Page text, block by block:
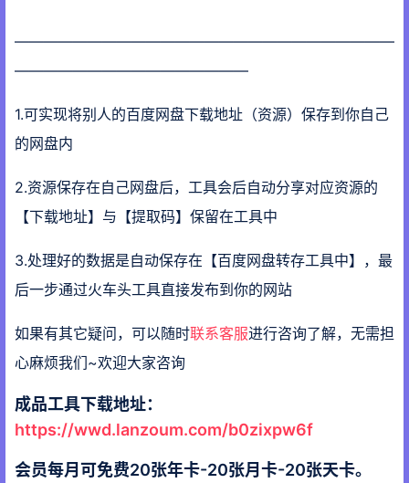
——————————————————————————
————————————————
1.可实现将别人的百度网盘下载地址（资源）保存到你自己
的网盘内
2.资源保存在自己网盘后，工具会后自动分享对应资源的
【下载地址】与【提取码】保留在工具中
3.处理好的数据是自动保存在【百度网盘转存工具中】，最
后一步通过火车头工具直接发布到你的网站
如果有其它疑问，可以随时联系客服进行咨询了解，无需担
心麻烦我们~欢迎大家咨询
成品工具下载地址：
https://wwd.lanzoum.com/b0zixpw6f
会员每月可免费20张年卡-20张月卡-20张天卡。